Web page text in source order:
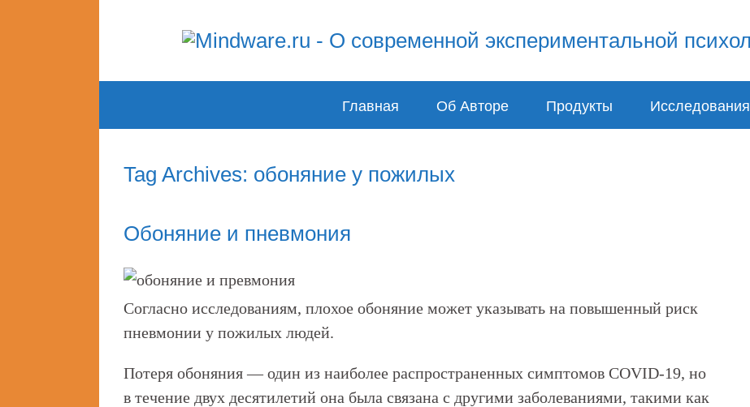
Главная Об Авторе Продукты Исследования
Tag Archives: обоняние у пожилых
Обоняние и пневмония
Согласно исследованиям, плохое обоняние может указывать на повышенный риск
пневмонии у пожилых людей.
Потеря обоняния — один из наиболее распространенных симптомов COVID-19, но
в течение двух десятилетий она была связана с другими заболеваниями, такими как